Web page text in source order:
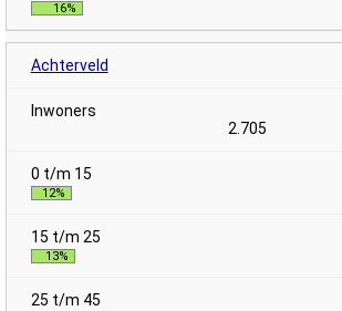
16%
Achterveld
2.705
12%
13%